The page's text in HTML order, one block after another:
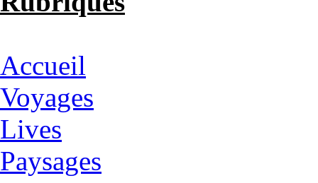
Accueil
Voyages
Lives
Paysages